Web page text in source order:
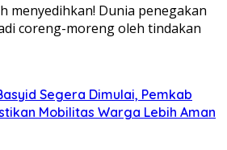
menyedihkan! Dunia penegakan
coreng-moreng oleh tindakan
Segera Dimulai, Pemkab
Mobilitas Warga Lebih Aman